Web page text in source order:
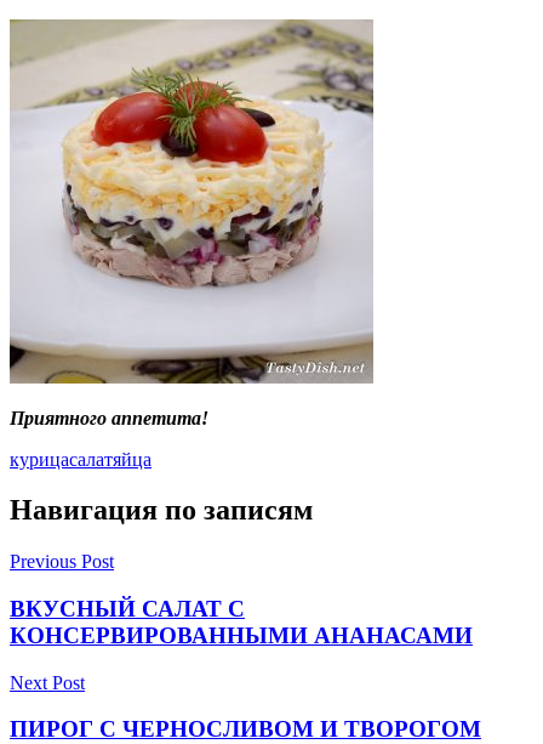
Приятного аппетита!
курицасалатяйца
Навигация по записям
Previous Post
ВКУСНЫЙ САЛАТ С
КОНСЕРВИРОВАННЫМИ АНАНАСАМИ
Next Post
ПИРОГ С ЧЕРНОСЛИВОМ И ТВОРОГОМ